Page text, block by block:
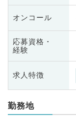
オンコール
応募資格・
経験
求人特徴
勤務地